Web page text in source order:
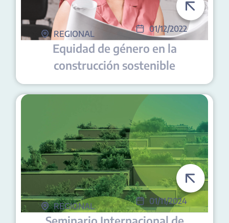
REGIONAL 01/12/2022
Equidad de género en la
construcción sostenible
REGIONAL 01/11/2024